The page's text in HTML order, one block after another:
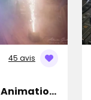
45 avis
Dj Creat Events Animations